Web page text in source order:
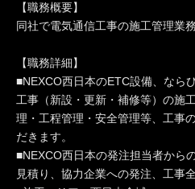
【職務概要】
同社で電気通信工事の施工管理業
【職務詳細】
■NEXCO西日本のETC設備、なら
工事（新設・更新・補修等）の施
理・工程管理・安全管理等、工事
だきます。
■NEXCO西日本の発注担当者から
見積り、協力企業への発注、工事